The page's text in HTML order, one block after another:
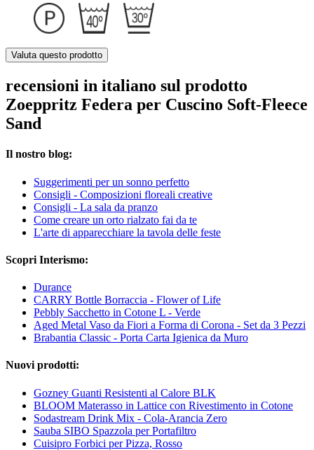
Valuta questo prodotto
recensioni in italiano sul prodotto
Zoeppritz Federa per Cuscino Soft-Fleece
Sand
Il nostro blog:
Suggerimenti per un sonno perfetto
Consigli - Composizioni floreali creative
Consigli - La sala da pranzo
Come creare un orto rialzato fai da te
L'arte di apparecchiare la tavola delle feste
Scopri Interismo:
Durance
CARRY Bottle Borraccia - Flower of Life
Pebbly Sacchetto in Cotone L - Verde
Aged Metal Vaso da Fiori a Forma di Corona - Set da 3 Pezzi
Brabantia Classic - Porta Carta Igienica da Muro
Nuovi prodotti:
Gozney Guanti Resistenti al Calore BLK
BLOOM Materasso in Lattice con Rivestimento in Cotone
Sodastream Drink Mix - Cola-Arancia Zero
Sauba SIBO Spazzola per Portafiltro
Cuisipro Forbici per Pizza, Rosso